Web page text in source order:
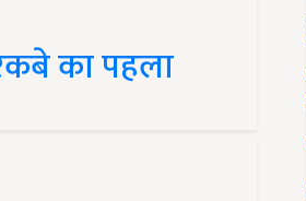
का पहला